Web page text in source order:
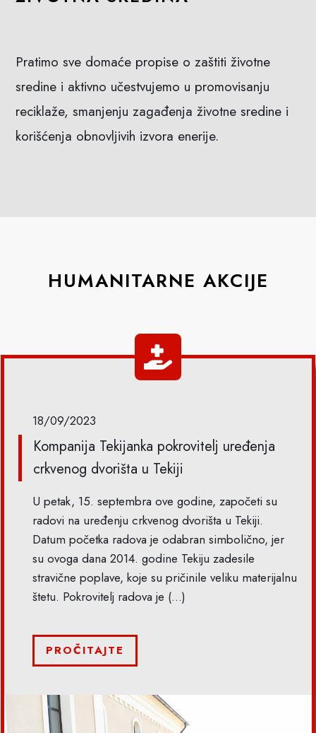
Pratimo sve domaće propise o zaštiti životne
sredine i aktivno učestvujemo u promovisanju
reciklaže, smanjenju zagađenja životne sredine i
korišćenja obnovljivih izvora enerije.
HUMANITARNE AKCIJE
18/09/2023
Kompanija Tekijanka pokrovitelj uređenja
crkvenog dvorišta u Tekiji
U petak, 15. septembra ove godine, započeti su
radovi na uređenju crkvenog dvorišta u Tekiji.
Datum početka radova je odabran simbolično, jer
su ovoga dana 2014. godine Tekiju zadesile
stravične poplave, koje su pričinile veliku materijalnu
štetu. Pokrovitelj radova je (...)
PROČITAJTE